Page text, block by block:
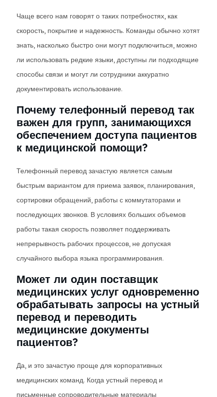
Чаще всего нам говорят о таких потребностях, как
скорость, покрытие и надежность. Команды обычно хотят
знать, насколько быстро они могут подключиться, можно
ли использовать редкие языки, доступны ли подходящие
способы связи и могут ли сотрудники аккуратно
документировать использование.
Почему телефонный перевод так
важен для групп, занимающихся
обеспечением доступа пациентов
к медицинской помощи?
Телефонный перевод зачастую является самым
быстрым вариантом для приема заявок, планирования,
сортировки обращений, работы с коммутаторами и
последующих звонков. В условиях больших объемов
работы такая скорость позволяет поддерживать
непрерывность рабочих процессов, не допуская
случайного выбора языка программирования.
Может ли один поставщик
медицинских услуг одновременно
обрабатывать запросы на устный
перевод и переводить
медицинские документы
пациентов?
Да, и это зачастую проще для корпоративных
медицинских команд. Когда устный перевод и
письменные сопроводительные материалы